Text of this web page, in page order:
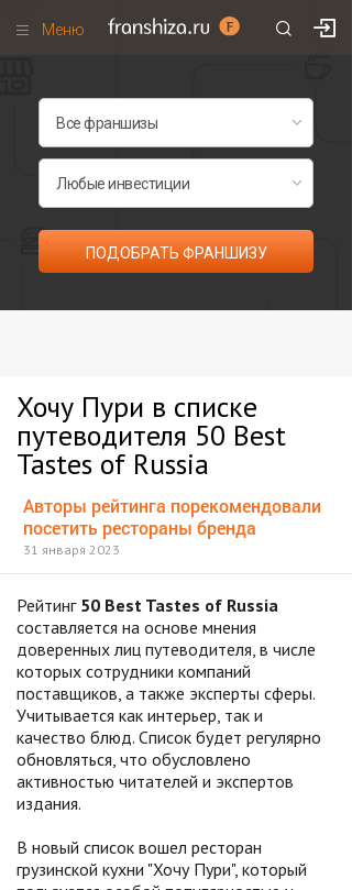
Меню
Франшизы по категориям
Рейтинг франшиз
Все франшизы списком
ПОДОБРАТЬ ФРАНШИЗУ
Хочу Пури в списке
путеводителя 50 Best
Tastes of Russia
Авторы рейтинга порекомендовали
посетить рестораны бренда
31 января 2023
Рейтинг 50 Best Tastes of Russia
составляется на основе мнения
доверенных лиц путеводителя, в числе
которых сотрудники компаний
поставщиков, а также эксперты сферы.
Учитывается как интерьер, так и
качество блюд. Список будет регулярно
обновляться, что обусловлено
активностью читателей и экспертов
издания.
В новый список вошел ресторан
грузинской кухни "Хочу Пури", который